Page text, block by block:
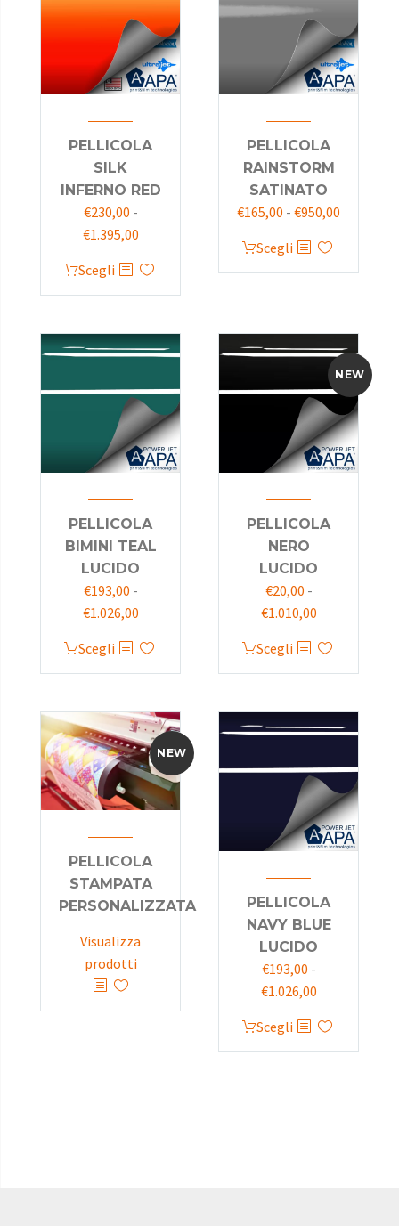
PELLICOLA
SILK
INFERNO RED
€230,00 -
€1.395,00
Scegli
PELLICOLA
RAINSTORM
SATINATO
€165,00 - €950,00
Scegli
PELLICOLA
BIMINI TEAL
LUCIDO
€193,00 -
€1.026,00
Scegli
NEW
PELLICOLA
NERO
LUCIDO
€20,00 -
€1.010,00
Scegli
NEW
PELLICOLA
STAMPATA
PERSONALIZZATA
Visualizza
prodotti
PELLICOLA
NAVY BLUE
LUCIDO
€193,00 -
€1.026,00
Scegli